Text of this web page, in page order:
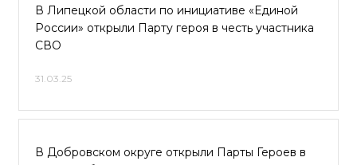
В Липецкой области по инициативе «Единой
России» открыли Парту героя в честь участника
СВО
31.03.25
В Добровском округе открыли Парты Героев в